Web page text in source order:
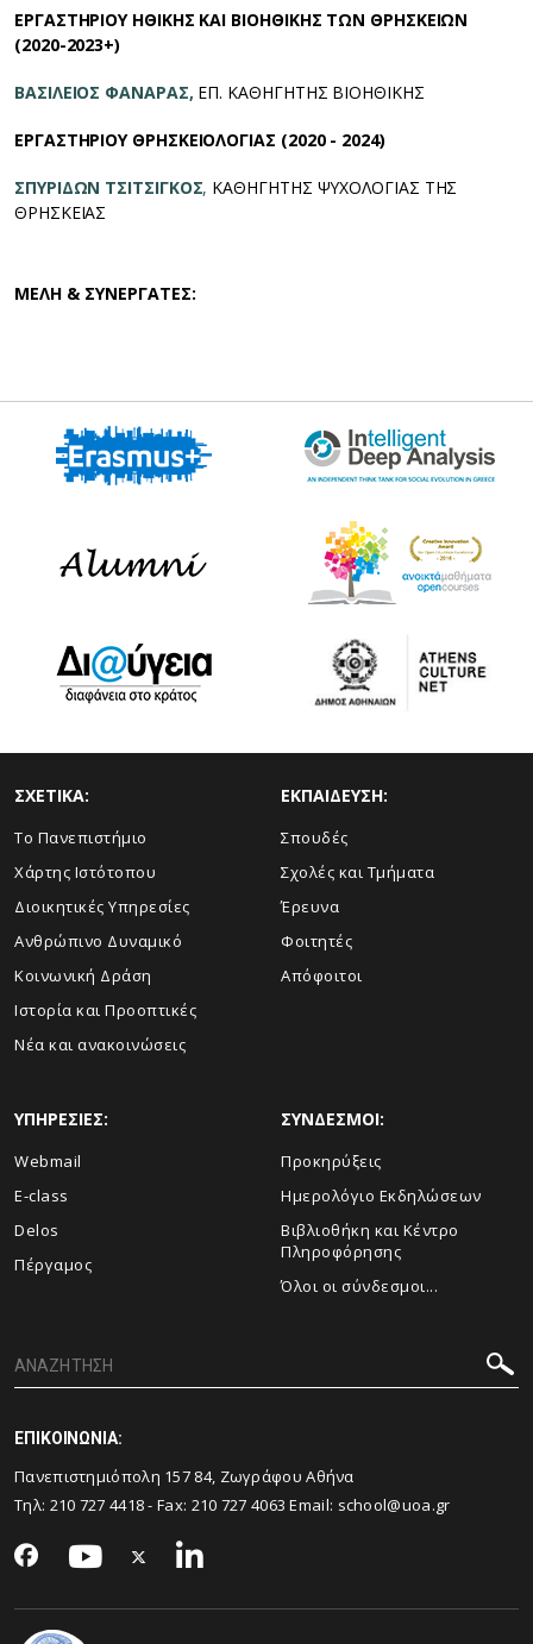
ΕΡΓΑΣΤΗΡΙΟΥ ΗΘΙΚΗΣ ΚΑΙ ΒΙΟΗΘΙΚΗΣ ΤΩΝ ΘΡΗΣΚΕΙΩΝ
(2020-2023+)
ΒΑΣΙΛΕΙΟΣ ΦΑΝΑΡΑΣ, ΕΠ. ΚΑΘΗΓΗΤΗΣ ΒΙΟΗΘΙΚΗΣ
ΕΡΓΑΣΤΗΡΙΟΥ ΘΡΗΣΚΕΙΟΛΟΓΙΑΣ (2020 - 2024)
ΣΠΥΡΙΔΩΝ ΤΣΙΤΣΙΓΚΟΣ, ΚΑΘΗΓΗΤΗΣ ΨΥΧΟΛΟΓΙΑΣ ΤΗΣ
ΘΡΗΣΚΕΙΑΣ
ΜΕΛΗ & ΣΥΝΕΡΓΑΤΕΣ:
ΣΧΕΤΙΚΑ:
Το Πανεπιστήμιο
Χάρτης Ιστότοπου
Διοικητικές Υπηρεσίες
Ανθρώπινο Δυναμικό
Κοινωνική Δράση
Ιστορία και Προοπτικές
Νέα και ανακοινώσεις
ΕΚΠΑΙΔΕΥΣΗ:
Σπουδές
Σχολές και Τμήματα
Έρευνα
Φοιτητές
Απόφοιτοι
ΥΠΗΡΕΣΙΕΣ:
Webmail
E-class
Delos
Πέργαμος
ΣΥΝΔΕΣΜΟΙ:
Προκηρύξεις
Ημερολόγιο Εκδηλώσεων
Βιβλιοθήκη και Κέντρο
Πληροφόρησης
Όλοι οι σύνδεσμοι...
ΕΠΙΚΟΙΝΩΝΙΑ:
Πανεπιστημιόπολη 157 84, Ζωγράφου Αθήνα
Τηλ: 210 727 4418- Fax: 210 727 4063 Email: school@uoa.gr